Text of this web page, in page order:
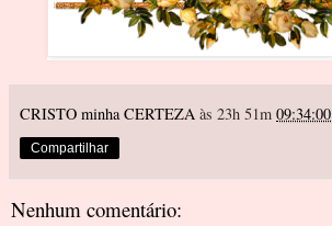
CRISTO minha CERTEZA às 23h 51m 09:34:00
Compartilhar
Nenhum comentário: